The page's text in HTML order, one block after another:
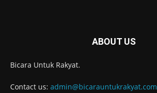
ABOUT US
Bicara Untuk Rakyat.
Contact us: admin@bicarauntukrakyat.com